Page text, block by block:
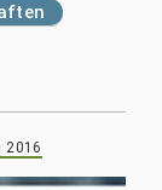
2016